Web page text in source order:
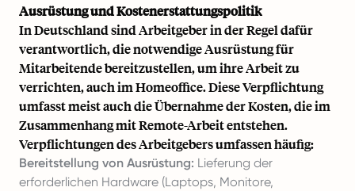
Ausrüstung und Kostenerstattungspolitik
In Deutschland sind Arbeitgeber in der Regel dafür
verantwortlich, die notwendige Ausrüstung für
Mitarbeitende bereitzustellen, um ihre Arbeit zu
verrichten, auch im Homeoffice. Diese Verpflichtung
umfasst meist auch die Übernahme der Kosten, die im
Zusammenhang mit Remote-Arbeit entstehen.
Verpflichtungen des Arbeitgebers umfassen häufig:
Bereitstellung von Ausrüstung: Lieferung der
erforderlichen Hardware (Laptops, Monitore,